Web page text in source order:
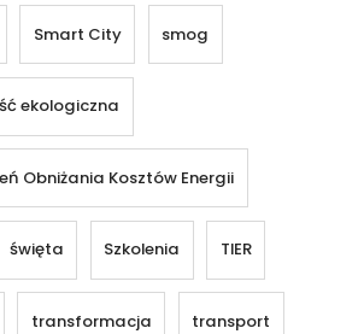
Smart City smog
ekologiczna
Obniżania Kosztów Energii
święta Szkolenia TIER
transformacja transport